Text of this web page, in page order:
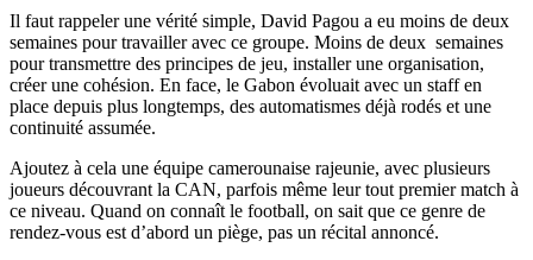
Il faut rappeler une vérité simple, David Pagou a eu moins de deux
semaines pour travailler avec ce groupe. Moins de deux semaines
pour transmettre des principes de jeu, installer une organisation,
créer une cohésion. En face, le Gabon évoluait avec un staff en
place depuis plus longtemps, des automatismes déjà rodés et une
continuité assumée.
Ajoutez à cela une équipe camerounaise rajeunie, avec plusieurs
joueurs découvrant la CAN, parfois même leur tout premier match à
ce niveau. Quand on connaît le football, on sait que ce genre de
rendez-vous est d’abord un piège, pas un récital annoncé.